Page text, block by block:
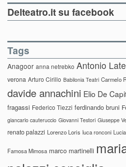
Delteatro.it su facebook
Tags
Anagoor anna netrebko Antonio
verona Arturo Cirillo Babilonia Teatri Carmelo
davide annachini Elio De
fragassi Federico Tiezzi ferdinando bruni
giancarlo cauteruccio Giovanni Testori Giuseppe
renato palazzi Lorenzo Loris luca ronconi
Famosa Mimosa marco martinelli